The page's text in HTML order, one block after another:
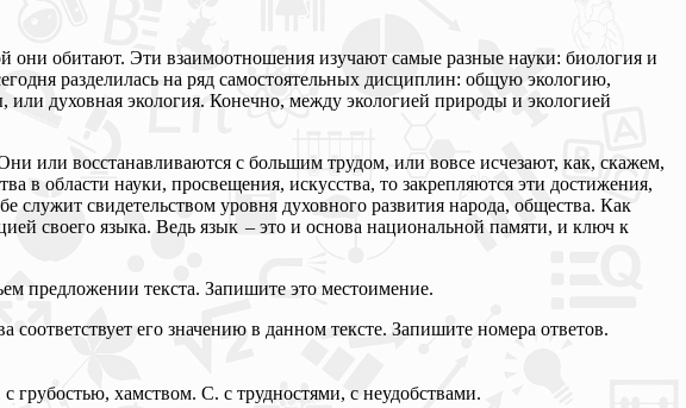
они обитают. Эти взаимоотношения изучают самые разные науки: биология и
разделилась на ряд самостоятельных дисциплин: общую экологию,
духовная экология. Конечно, между экологией природы и экологией
или восстанавливаются с большим трудом, или вовсе исчезают, как, скажем,
области науки, просвещения, искусства, то закрепляются эти достижения,
свидетельством уровня духовного развития народа, общества. Как
своего языка. Ведь язык – это и основа национальной памяти, и ключ к
предложении текста. Запишите это местоимение.
его значению в данном тексте. Запишите номера ответов.
хамством. С. с трудностями, с неудобствами.